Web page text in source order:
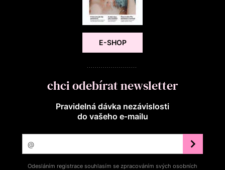
E-SHOP
chci odebírat newsletter
Pravidelná dávka nezávislosti
do vašeho e‑mailu
Odesláním registrace souhlasím se zpracováním svých osobních